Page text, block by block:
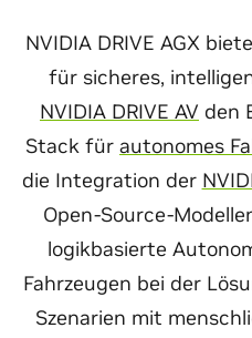
NVIDIA DRIVE AGX
für sicheres,
NVIDIA DRIVE AV den
Stack für autonomes
die Integration der
Open-Source-
logikbasierte
Fahrzeugen bei der
Szenarien mit